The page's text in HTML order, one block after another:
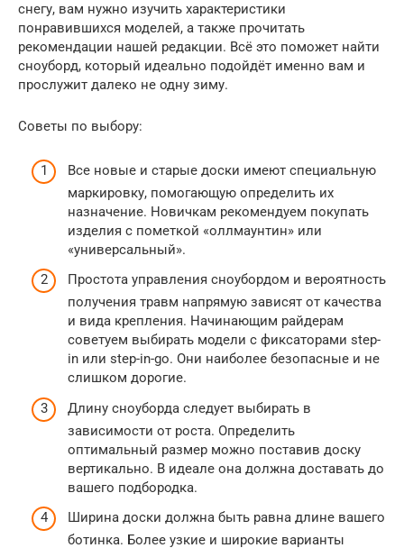
снегу, вам нужно изучить характеристики
понравившихся моделей, а также прочитать
рекомендации нашей редакции. Всё это поможет найти
сноуборд, который идеально подойдёт именно вам и
прослужит далеко не одну зиму.
Советы по выбору:
Все новые и старые доски имеют специальную
маркировку, помогающую определить их
назначение. Новичкам рекомендуем покупать
изделия с пометкой «оллмаунтин» или
«универсальный».
Простота управления сноубордом и вероятность
получения травм напрямую зависят от качества
и вида крепления. Начинающим райдерам
советуем выбирать модели с фиксаторами step-
in или step-in-go. Они наиболее безопасные и не
слишком дорогие.
Длину сноуборда следует выбирать в
зависимости от роста. Определить
оптимальный размер можно поставив доску
вертикально. В идеале она должна доставать до
вашего подбородка.
Ширина доски должна быть равна длине вашего
ботинка. Более узкие и широкие варианты